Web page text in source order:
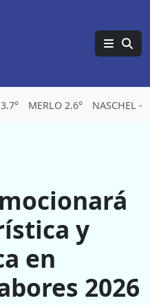
MERLO 2.6° NASCHEL -
y
en
2026